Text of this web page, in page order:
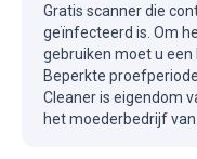
Gratis scanner die
geïnfecteerd is. Om
gebruiken moet u een
Beperkte
Cleaner is eigendom
het moederbedrijf van